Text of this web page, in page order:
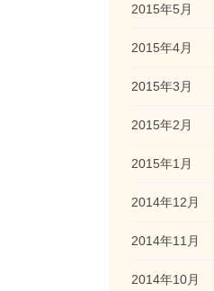
2015年5月
2015年4月
2015年3月
2015年2月
2015年1月
2014年12月
2014年11月
2014年10月